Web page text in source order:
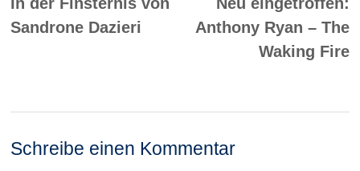
Sandrone Dazieri
Anthony Ryan – The
Waking Fire
Schreibe einen Kommentar